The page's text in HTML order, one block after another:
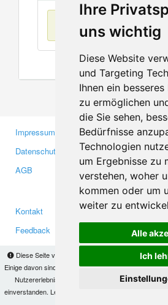
Ihre
uns wichtig
Diese Website
und Targeting
Ihnen ein
zu ermöglichen
die Sie sehen,
Bedürfnisse
Technologien
um Ergebnisse zu
verstehen, woher
kommen oder um
weiter zu
Alle
Ich
Diese Seite verwendet Cookies, um Informationen
Einige davon sind notwendig, damit unsere Seite
Nutzererlebnis zu verbessern. Mit der Nutzung
einverstanden. Lesen Sie unsere
Keine Einträge
Impressum
Datenschutzerklärung
AGB
Kontakt
Feedback